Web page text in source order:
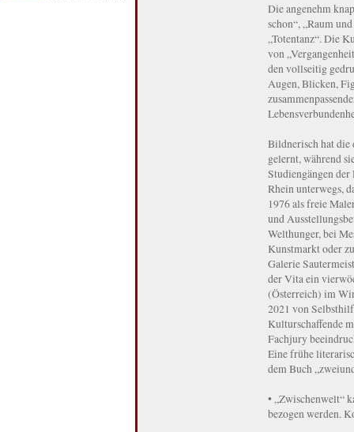
Die angenehm
schon“, „Raum
„Totentanz“. Die
von
den vollseitig
Augen, Blicken,
Bildnerisch hat
gelernt, während
Studiengängen
Rhein unterwegs,
1976 als freie
und
Welthunger, bei
Kunstmarkt oder
Galerie
der Vita ein
(Österreich) im
2021 von
Kulturschaffende
Fachjury
Eine frühe
dem Buch
• „Zwischenwelt“
bezogen werden.